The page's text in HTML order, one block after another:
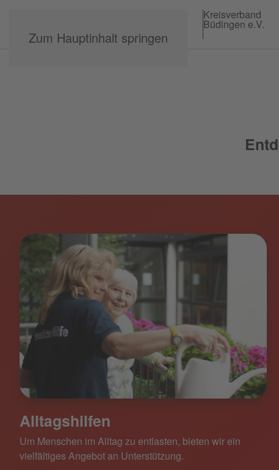
Zum Hauptinhalt springen
Kreisverband
Büdingen e.V.
Alltagshilfen
Um Menschen im Alltag zu entlasten, bieten wir ein
vielfältiges Angebot an Unterstützung.